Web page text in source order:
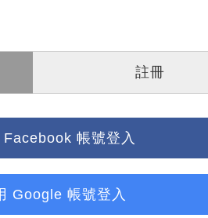
註冊
Facebook 帳號登入
Google 帳號登入